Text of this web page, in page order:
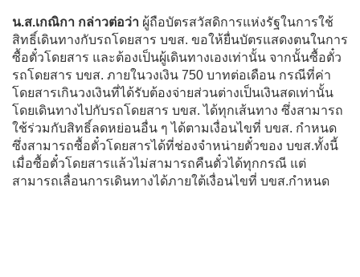
น.ส.เกณิกา กล่าวต่อว่า ผู้ถือบัตรสวัสดิการแห่งรัฐในการใช้
สิทธิ์เดินทางกับรถโดยสาร บขส. ขอให้ยื่นบัตรแสดงตนในการ
ซื้อตั๋วโดยสาร และต้องเป็นผู้เดินทางเองเท่านั้น จากนั้นซื้อตั๋ว
รถโดยสาร บขส. ภายในวงเงิน 750 บาทต่อเดือน กรณีที่ค่า
โดยสารเกินวงเงินที่ได้รับต้องจ่ายส่วนต่างเป็นเงินสดเท่านั้น
โดยเดินทางไปกับรถโดยสาร บขส. ได้ทุกเส้นทาง ซึ่งสามารถ
ใช้ร่วมกับสิทธิ์ลดหย่อนอื่น ๆ ได้ตามเงื่อนไขที่ บขส. กำหนด
ซึ่งสามารถซื้อตั๋วโดยสารได้ที่ช่องจำหน่ายตั๋วของ บขส.ทั้งนี้
เมื่อซื้อตั๋วโดยสารแล้วไม่สามารถคืนตั๋วได้ทุกกรณี แต่
สามารถเลื่อนการเดินทางได้ภายใต้เงื่อนไขที่ บขส.กำหนด